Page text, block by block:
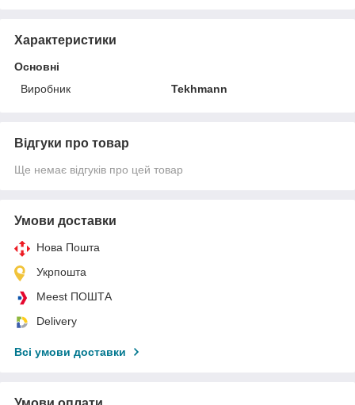
Характеристики
Основні
Виробник
Tekhmann
Відгуки про товар
Ще немає відгуків про цей товар
Умови доставки
Нова Пошта
Укрпошта
Meest ПОШТА
Delivery
Всі умови доставки